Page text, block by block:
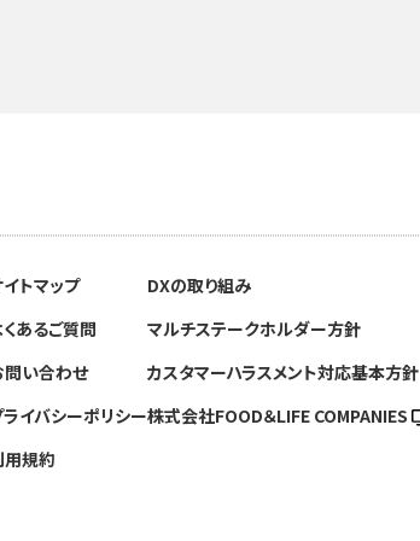
トマップ
くあるご質問
問い合わせ
ライバシーポリシー
用規約
DXの取り組み
マルチステークホルダー方針
カスタマーハラスメント対応基本方針
株式会社FOOD＆LIFE COMPANIES